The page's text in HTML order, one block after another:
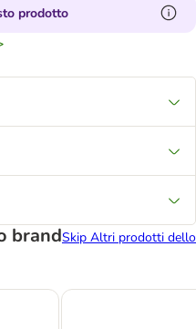
prodotto
brandSkip Altri prodotti dello